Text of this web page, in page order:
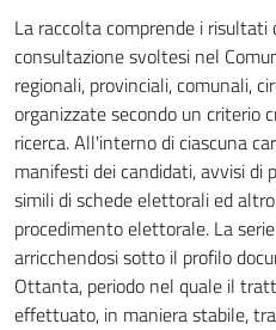
La raccolta comprende i risultati
consultazione svoltesi nel
regionali, provinciali, comunali,
organizzate secondo un criterio
ricerca. All'interno di ciascuna
manifesti dei candidati, avvisi di
simili di schede elettorali ed
procedimento elettorale. La
arricchendosi sotto il profilo
Ottanta, periodo nel quale il
effettuato, in maniera stabile,